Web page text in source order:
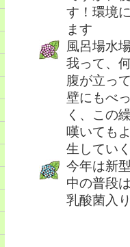
す！環境
ます
風呂場水
我って、
腹が立っ
壁にもべ
く、この
嘆いても
生してい
今年は新
中の普段
乳酸菌入